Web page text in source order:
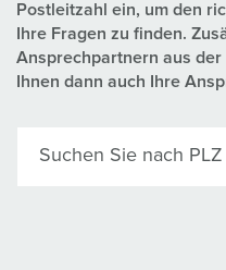
Postleitzahl ein, um den
Ihre Fragen zu finden.
Ansprechpartnern aus der
Ihnen dann auch Ihre
Suchen Sie nach PLZ